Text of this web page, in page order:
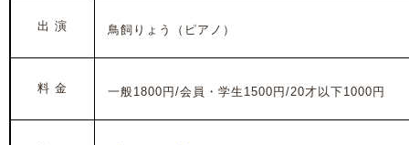
出 演 鳥飼りょう（ピアノ）
料 金 一般1800円/会員・学生1500円/20才以下1000円